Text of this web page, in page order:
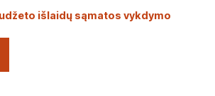
išlaidų sąmatos vykdymo